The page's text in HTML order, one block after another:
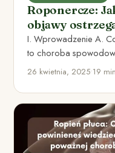
Roponercze:
objawy
I. Wprowadzenie A.
to choroba
na skutek całkowitej
26 kwietnia, 2025•19